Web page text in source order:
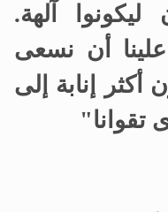
آلهة.
علينا أن نسعى
إنابة إلى
تقوانا"